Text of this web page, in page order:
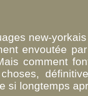
new-
envoutée
comment
si longtemps